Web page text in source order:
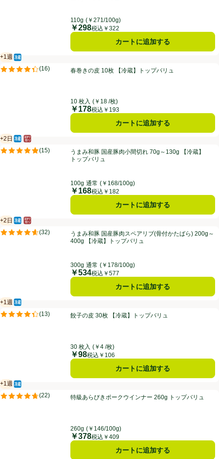
110g (￥271/100g)
価格
￥298税込￥322
カートに追加する
春巻きの皮 10枚 【冷蔵】トップバリュ
+1週
賞味・消費期限保証：１週間
冷蔵食品
(16)
評価は16件のレビューで5点中4.4点。春巻きの皮 10枚 【冷蔵】トップバリュ
10 枚入 (￥18 /枚)
価格
￥178税込￥193
カートに追加する
うまみ和豚 国産豚肉小間切れ 70g～130g 【冷蔵】トップバリュ
+2日
賞味・消費期限保証：2日
冷蔵食品
はかり売り（不定貫）
(15)
評価は15件のレビューで5点中4.9点。うまみ和豚 国産豚肉小間切れ 70g～130g 【冷蔵】
トップバリュ
100g 通常 (￥168/100g)
価格
￥168税込￥182
カートに追加する
うまみ和豚 国産豚肉スペアリブ(骨付かたばら) 200g～400g 【冷蔵】
+2日
賞味・消費期限保証：2日
冷蔵食品
はかり売り（不定貫）
(32)
評価は32件のレビューで5点中4.6点。うまみ和豚 国産豚肉スペアリブ(骨付かたばら) 200g～
400g 【冷蔵】トップバリュ
300g 通常 (￥178/100g)
価格
￥534税込￥577
カートに追加する
餃子の皮 30枚 【冷蔵】トップバリュ
+1週
賞味・消費期限保証：１週間
冷蔵食品
(13)
評価は13件のレビューで5点中4.4点。餃子の皮 30枚 【冷蔵】トップバリュ
30 枚入 (￥4 /枚)
価格
￥98税込￥106
カートに追加する
特級あらびきポークウインナー 260g トップバリュ
+1週
賞味・消費期限保証：１週間
冷蔵食品
(22)
評価は22件のレビューで5点中4.7点。特級あらびきポークウインナー 260g トップバリュ
260g (￥146/100g)
価格
￥378税込￥409
カートに追加する